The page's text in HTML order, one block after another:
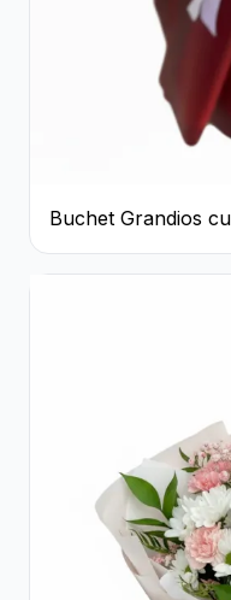
Buchet Grandios
Roșii